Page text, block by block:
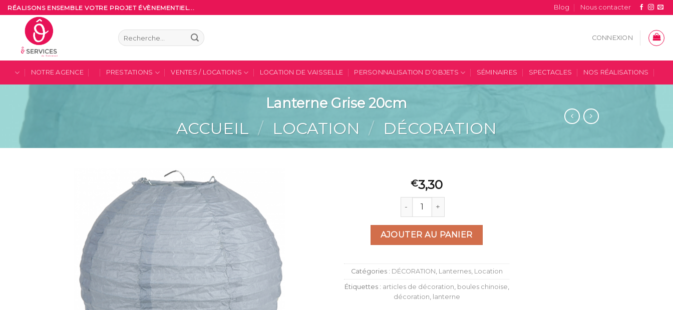
Skip
to
content
RÉALISONS ENSEMBLE VOTRE PROJET ÉVÈNEMENTIEL... Blog Nous contacter
Recherche
pour :
CONNEXION
NOTRE AGENCE PRESTATIONS VENTES / LOCATIONS LOCATION DE VAISSELLE PERSONNALISATION D’OBJETS SÉMINAIRES SPECTACLES NOS RÉALISATIONS
Lanterne Grise 20cm
ACCUEIL / LOCATION / DÉCORATION
Ajouter
à la liste
d’envies
€3,30
quantité de Lanterne Grise 20cm
AJOUTER AU PANIER
Catégories : DÉCORATION Lanternes, Location
Étiquettes : articles de décoration boules chinoise
décoration lanterne